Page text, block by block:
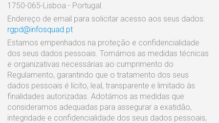
1750-065-Lisboa - Portugal.
Endereço de email para solicitar acesso aos seus dados:
rgpd@infosquad.pt
Estamos empenhados na proteção e confidencialidade
dos seus dados pessoais. Tomámos as medidas técnicas
e organizativas necessárias ao cumprimento do
Regulamento, garantindo que o tratamento dos seus
dados pessoais é lícito, leal, transparente e limitado às
finalidades autorizadas. Adotámos as medidas que
consideramos adequadas para assegurar a exatidão,
integridade e confidencialidade dos seus dados pessoais,